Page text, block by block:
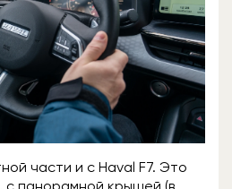
части и с Haval F7. Это